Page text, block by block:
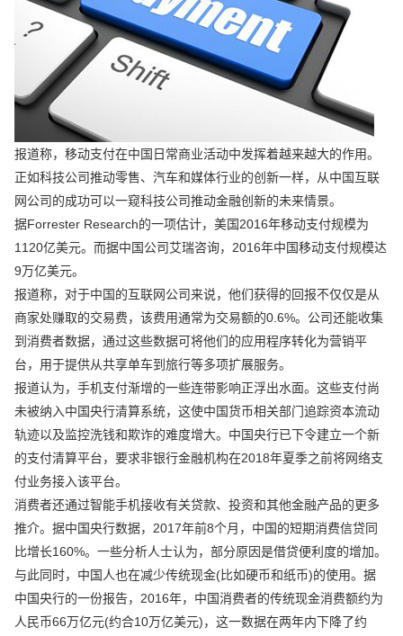
报道称，移动支付在中国日常商业活动中发挥着越来越大的作用。
正如科技公司推动零售、汽车和媒体行业的创新一样，从中国互联
网公司的成功可以一窥科技公司推动金融创新的未来情景。
据Forrester Research的一项估计，美国2016年移动支付规模为
1120亿美元。而据中国公司艾瑞咨询，2016年中国移动支付规模达
9万亿美元。
报道称，对于中国的互联网公司来说，他们获得的回报不仅仅是从
商家处赚取的交易费，该费用通常为交易额的0.6%。公司还能收集
到消费者数据，通过这些数据可将他们的应用程序转化为营销平
台，用于提供从共享单车到旅行等多项扩展服务。
报道认为，手机支付渐增的一些连带影响正浮出水面。这些支付尚
未被纳入中国央行清算系统，这使中国货币相关部门追踪资本流动
轨迹以及监控洗钱和欺诈的难度增大。中国央行已下令建立一个新
的支付清算平台，要求非银行金融机构在2018年夏季之前将网络支
付业务接入该平台。
消费者还通过智能手机接收有关贷款、投资和其他金融产品的更多
推介。据中国央行数据，2017年前8个月，中国的短期消费信贷同
比增长160%。一些分析人士认为，部分原因是借贷便利度的增加。
与此同时，中国人也在减少传统现金(比如硬币和纸币)的使用。据
中国央行的一份报告，2016年，中国消费者的传统现金消费额约为
人民币66万亿元(约合10万亿美元)，这一数据在两年内下降了约